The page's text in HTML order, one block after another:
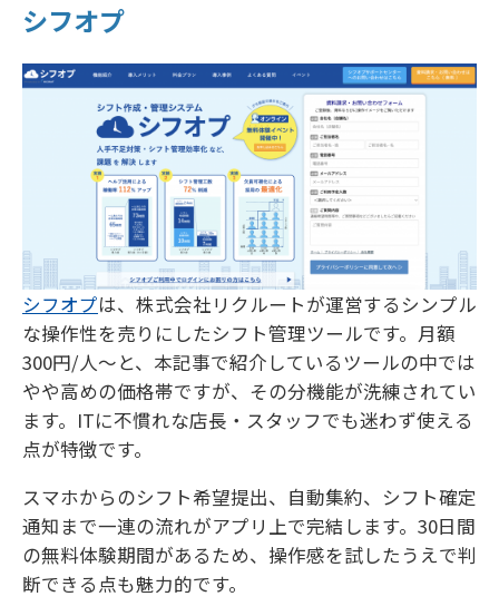
シフオプ
シフオプは、株式会社リクルートが運営するシンプル
な操作性を売りにしたシフト管理ツールです。月額
300円/人〜と、本記事で紹介しているツールの中では
やや高めの価格帯ですが、その分機能が洗練されてい
ます。ITに不慣れな店長・スタッフでも迷わず使える
点が特徴です。
スマホからのシフト希望提出、自動集約、シフト確定
通知まで一連の流れがアプリ上で完結します。30日間
の無料体験期間があるため、操作感を試したうえで判
断できる点も魅力的です。